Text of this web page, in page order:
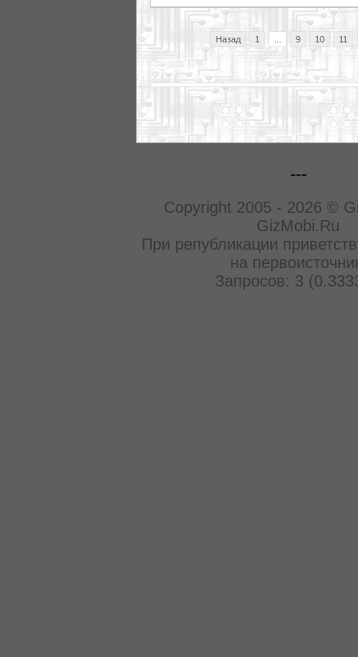
Назад 1 9 10 11
---
Copyright 2005 - 2026 ©
GizMobi.Ru
При републикации
на
Запросов: 3